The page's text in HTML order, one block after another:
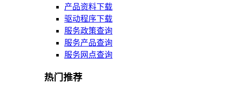
产品资料下载
驱动程序下载
服务政策查询
服务产品查询
服务网点查询
热门推荐